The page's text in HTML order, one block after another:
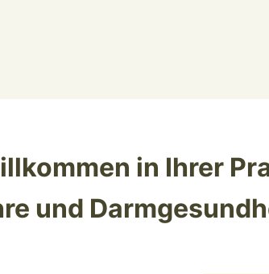
in Ihrer
und